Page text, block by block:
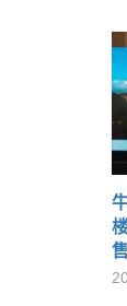
售